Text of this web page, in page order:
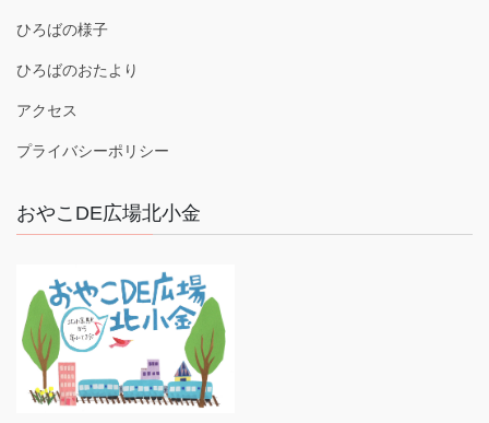
ひろばの様子
ひろばのおたより
アクセス
プライバシーポリシー
おやこDE広場北小金